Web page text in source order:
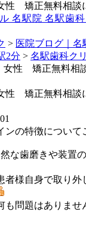
性 矯正無料相談
> 医院ブログ｜名
2分 > 名駅歯科ク
性 矯正無料相
性 矯正無料相談
ンの特徴について
な歯磨きや装置
者様自身で取り外
も問題はありませ